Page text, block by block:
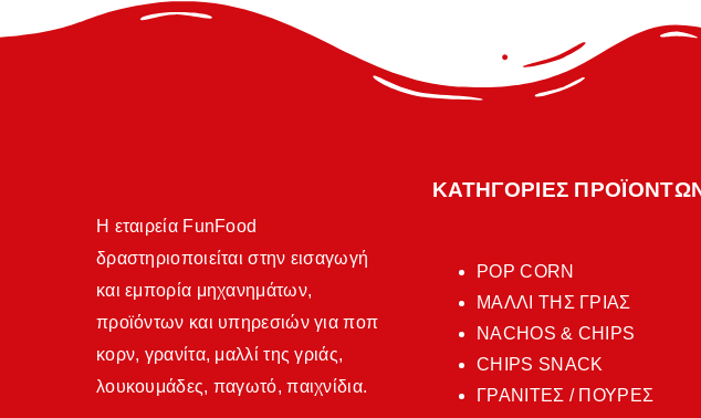
Η εταιρεία FunFood
δραστηριοποιείται στην εισαγωγή
και εμπορία μηχανημάτων,
προϊόντων και υπηρεσιών για ποπ
κορν, γρανίτα, μαλλί της γριάς,
λουκουμάδες, παγωτό, παιχνίδια.
ΚΑΤΗΓΟΡΙΕΣ
POP CORN
ΜΑΛΛΙ ΤΗΣ ΓΡΙΑΣ
NACHOS & CHIPS
CHIPS SNACK
ΓΡΑΝΙΤΕΣ / ΠΟΥΡΕΣ